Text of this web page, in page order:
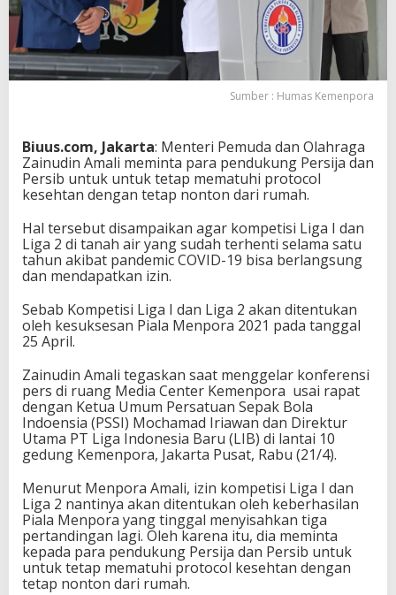
,
t
u
k
a
K
e
s
s
e
n
P
i
a
l
a
e
n
p
o
r
a
Sumber : Humas Kemenpora
Biuus.com, Jakarta: Menteri Pemuda dan Olahraga
Zainudin Amali meminta para pendukung Persija dan
Persib untuk untuk tetap mematuhi protocol
kesehtan dengan tetap nonton dari rumah.
Hal tersebut disampaikan agar kompetisi Liga I dan
Liga 2 di tanah air yang sudah terhenti selama satu
tahun akibat pandemic COVID-19 bisa berlangsung
dan mendapatkan izin.
Sebab Kompetisi Liga I dan Liga 2 akan ditentukan
oleh kesuksesan Piala Menpora 2021 pada tanggal
25 April.
Zainudin Amali tegaskan saat menggelar konferensi
pers di ruang Media Center Kemenpora usai rapat
dengan Ketua Umum Persatuan Sepak Bola
Indoensia (PSSI) Mochamad Iriawan dan Direktur
Utama PT Liga Indonesia Baru (LIB) di lantai 10
gedung Kemenpora, Jakarta Pusat, Rabu (21/4).
Menurut Menpora Amali, izin kompetisi Liga I dan
Liga 2 nantinya akan ditentukan oleh keberhasilan
Piala Menpora yang tinggal menyisahkan tiga
pertandingan lagi. Oleh karena itu, dia meminta
kepada para pendukung Persija dan Persib untuk
untuk tetap mematuhi protocol kesehtan dengan
tetap nonton dari rumah.